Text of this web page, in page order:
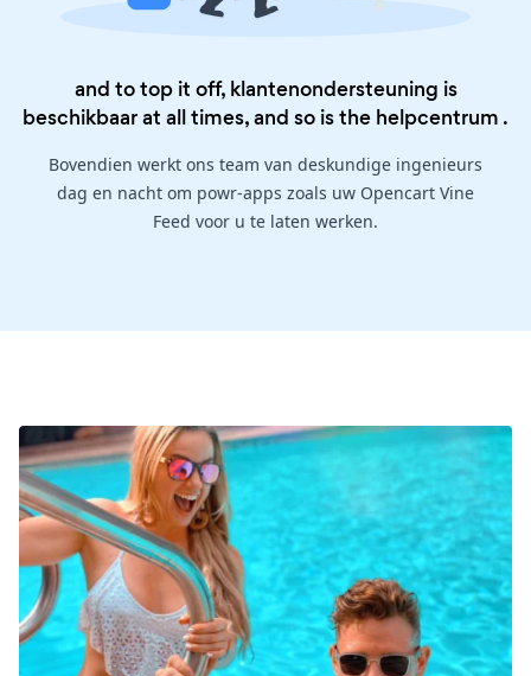
and to top it off, klantenondersteuning is
beschikbaar at all times, and so is the helpcentrum .
Bovendien werkt ons team van deskundige ingenieurs
dag en nacht om powr-apps zoals uw Opencart Vine
Feed voor u te laten werken.